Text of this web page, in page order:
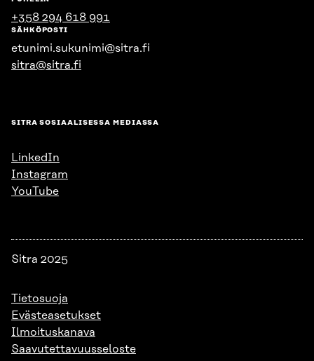
+358 294 618 991
SÄHKÖPOSTI
etunimi.sukunimi@sitra.fi
sitra@sitra.fi
SITRA SOSIAALISESSA MEDIASSA
LinkedIn
Instagram
YouTube
Sitra 2025
Tietosuoja
Evästeasetukset
Ilmoituskanava
Saavutettavuusseloste